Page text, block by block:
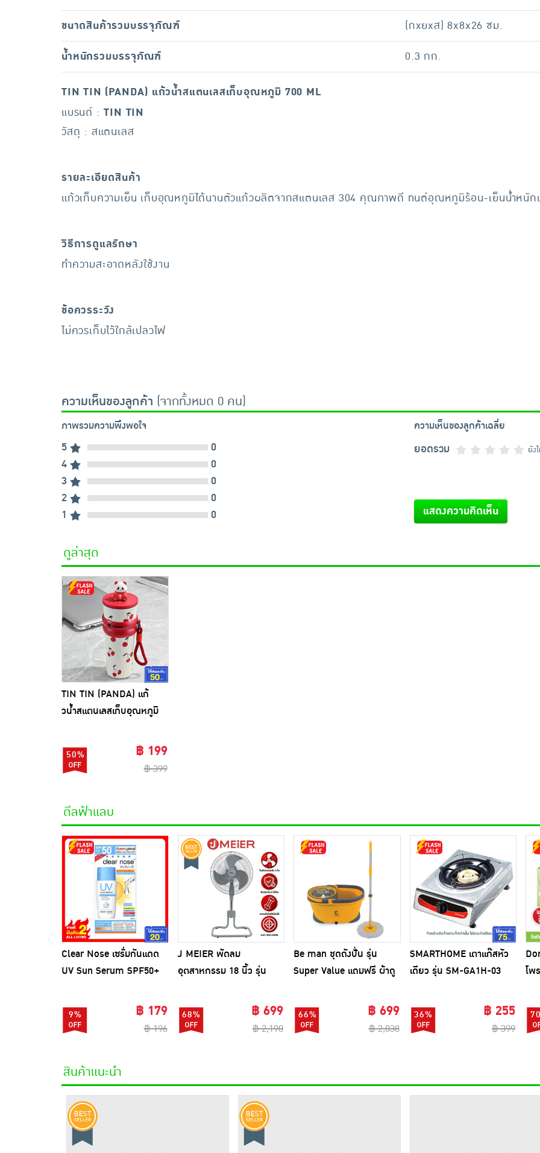
ขนาดสินค้ารวมบรรจุภัณฑ์
(กxยxส) 8x8x26 ซม.
น้ำหนักรวมบรรจุภัณฑ์
0.3 กก.
TIN TIN (PANDA) แก้วน้ำสแตนเลสเก็บอุณหภูมิ 700 ML
แบรนด์ :TIN TIN
วัสดุ : สแตนเลส
รายละเอียดสินค้า
แก้วเก็บความเย็น เก็บอุณหภูมิได้นานตัวแก้วผลิตจากสแตนเลส 304 คุณภาพดี ทนต่อุณหภูมิร้อน-เย็นน้ำหนัก
วิธีการดูแลรักษา
ทำความสะอาดหลังใช้งาน
ข้อควรระวัง
ไม่ควรเก็บไว้ใกล้เปลวไฟ
ความเห็นของลูกค้า (จากทั้งหมด 0 คน)
ภาพรวมความพึงพอใจ
5
0
4
0
3
0
2
0
1
0
ความเห็นของลูกค้าเฉลี่ย
ยอดรวม ยัง
แสดงความคิดเห็น
ดูล่าสุด
TIN TIN (PANDA) แก้
วน้ำสแตนเลสเก็บอุณหภูมิ
50% ฿ 199
฿ 399
ดีลฟ้าแลบ
Clear Nose เซรั่มกันแดด
UV Sun Serum SPF50+
9% ฿ 179
฿ 196
J MEIER พัดลม
อุตสาหกรรม 18 นิ้ว รุ่น
68% ฿ 699
฿ 2,190
Be man ชุดถังปั่น รุ่น
Super Value แถมฟรี ผ้าถู
66% ฿ 699
฿ 2,038
SMARTHOME เตาแก๊สหัว
เดียว รุ่น SM-GA1H-03
36% ฿ 255
฿ 399
โพ
ใบ
สินค้าแนะนำ